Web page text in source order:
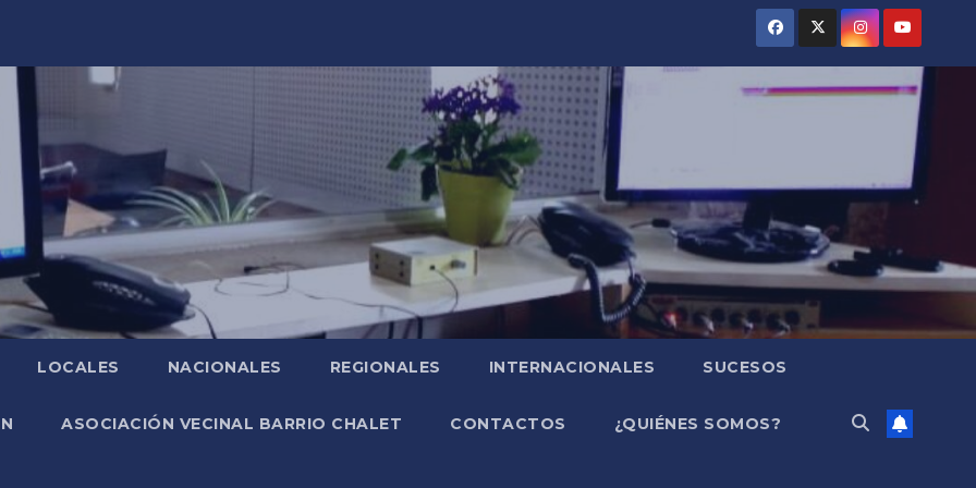
LOCALES NACIONALES REGIONALES INTERNACIONALES SUCESOS
ASOCIACIÓN VECINAL BARRIO CHALET CONTACTOS ¿QUIÉNES SOMOS?